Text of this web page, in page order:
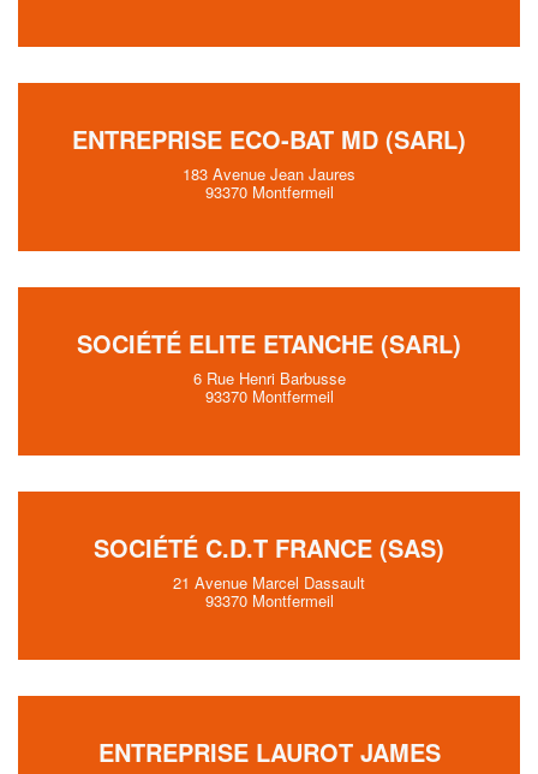
ENTREPRISE ECO-BAT MD (SARL)
183 Avenue Jean Jaures
93370 Montfermeil
SOCIÉTÉ ELITE ETANCHE (SARL)
6 Rue Henri Barbusse
93370 Montfermeil
SOCIÉTÉ C.D.T FRANCE (SAS)
21 Avenue Marcel Dassault
93370 Montfermeil
ENTREPRISE LAUROT JAMES